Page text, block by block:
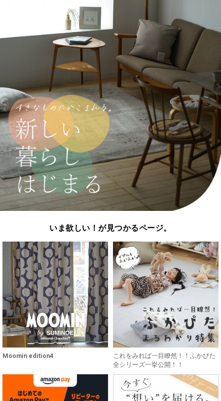
いま欲しい！が見つかるページ。
Moomin edition4
これをみれば一目瞭然！！ふかぴた
全シリーズ一挙公開！！